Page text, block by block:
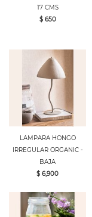
17 CMS
$ 650
LAMPARA HONGO
IRREGULAR ORGANIC -
BAJA
$ 6,900